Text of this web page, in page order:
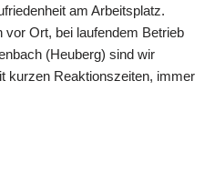
am Arbeitsplatz.
Ort, bei laufendem Betrieb
(Heuberg) sind wir
kurzen Reaktionszeiten, immer